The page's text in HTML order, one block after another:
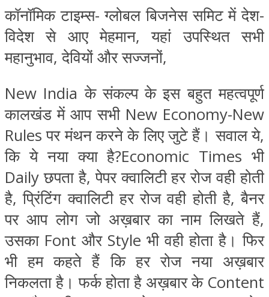
कॉनॉमिक टाइम्स- ग्लोबल बिजनेस समिट में देश-
विदेश से आए मेहमान, यहां उपस्थित सभी
महानुभाव, देवियों और सज्जनों,
New India के संकल्प के इस बहुत महत्वपूर्ण
कालखंड में आप सभी New Economy-New
Rules पर मंथन करने के लिए जुटे हैं। सवाल ये,
कि ये नया क्या है?Economic Times भी
Daily छपता है, पेपर क्वालिटी हर रोज वही होती
है, प्रिंटिंग क्वालिटी हर रोज वही होती है, बैनर
पर आप लोग जो अख़बार का नाम लिखते हैं,
उसका Font और Style भी वही होता है। फिर
भी हम कहते हैं कि हर रोज नया अख़बार
निकलता है। फर्क होता है अख़बार के Content